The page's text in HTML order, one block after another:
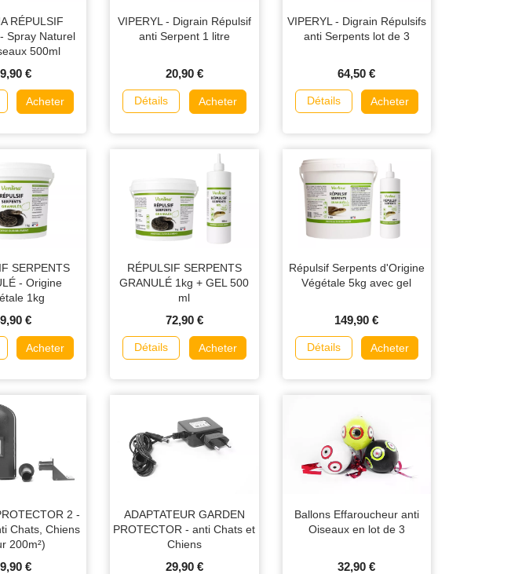
RÉPULSIF
Spray Naturel
500ml
€
Acheter
VIPERYL - Digrain Répulsif
anti Serpent 1 litre
20,90 €
Détails Acheter
VIPERYL - Digrain Répulsifs
anti Serpents lot de 3
64,50 €
Détails Acheter
SERPENTS
- Origine
1kg
€
Acheter
RÉPULSIF SERPENTS
GRANULÉ 1kg + GEL 500
ml
72,90 €
Détails Acheter
Répulsif Serpents d'Origine
Végétale 5kg avec gel
149,90 €
Détails Acheter
2 -
Chats, Chiens
200m²)
€
ADAPTATEUR GARDEN
PROTECTOR - anti Chats et
Chiens
29,90 €
Ballons Effaroucheur anti
Oiseaux en lot de 3
32,90 €